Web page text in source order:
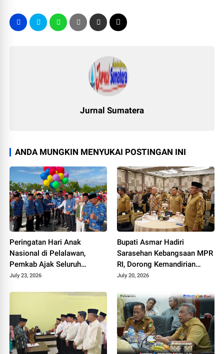
Jurnal Sumatera
ANDA MUNGKIN MENYUKAI POSTINGAN INI
Peringatan Hari Anak
Nasional di Pelalawan,
Pemkab Ajak Seluruh
Elemen Wujudkan Generasi
July 23, 2026
Bupati Asmar Hadiri
Sarasehan Kebangsaan MPR
RI, Dorong Kemandirian
Fiskal Daerah
July 20, 2026